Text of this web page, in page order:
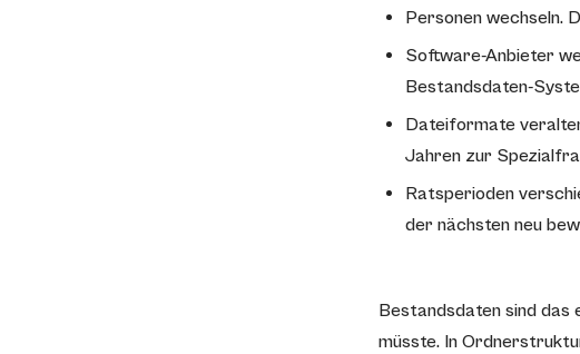
Personen wechseln.
Software-Anbieter
Bestandsdaten-
Dateiformate
Jahren zur
Ratsperioden
der nächsten neu
Bestandsdaten sind das
müsste. In